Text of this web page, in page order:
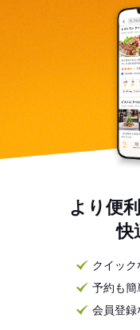
より便
快
クイック
予約も簡
会員登録